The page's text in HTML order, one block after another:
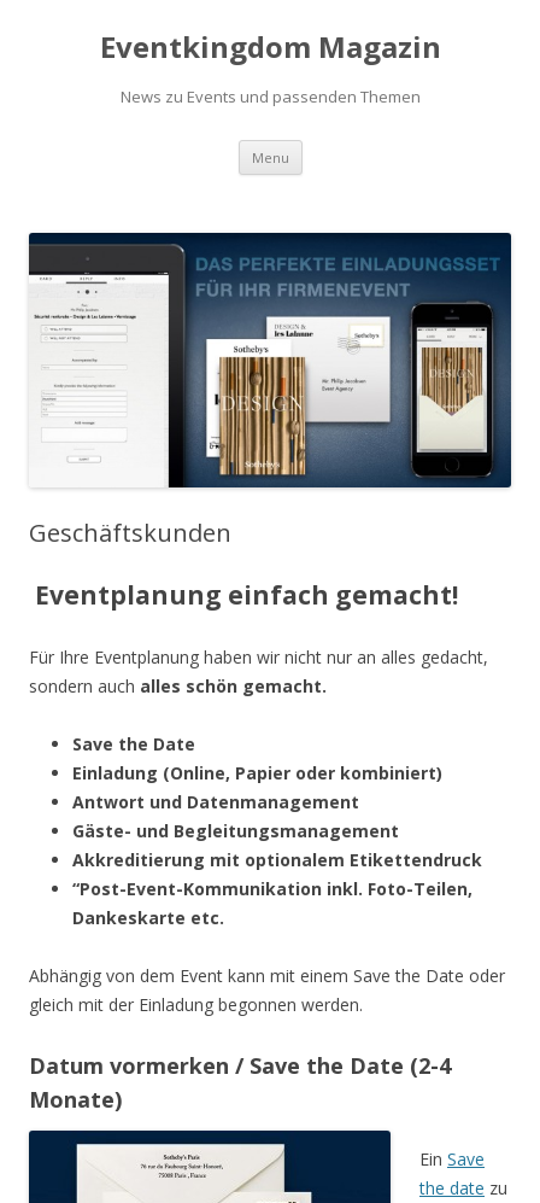
Eventkingdom Magazin
News zu Events und passenden Themen
Menu Skip to content
Geschäftskunden
Eventplanung einfach gemacht!
Für Ihre Eventplanung haben wir nicht nur an alles gedacht,
sondern auch alles schön gemacht.
Save the Date
Einladung (Online, Papier oder kombiniert)
Antwort und Datenmanagement
Gäste- und Begleitungsmanagement
Akkreditierung mit optionalem Etikettendruck
“Post-Event-Kommunikation inkl. Foto-Teilen,
Dankeskarte etc.
Abhängig von dem Event kann mit einem Save the Date oder
gleich mit der Einladung begonnen werden.
Datum vormerken / Save the Date (2-4
Monate)
Ein Save
the date zu